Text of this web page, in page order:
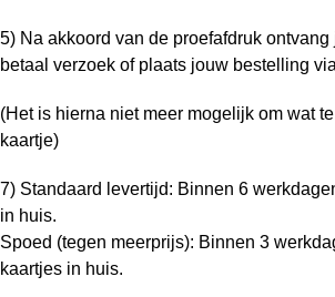
5) Na akkoord van de proefafdruk ontvang
betaal verzoek of plaats jouw bestelling
(Het is hierna niet meer mogelijk om wat
kaartje)
7) Standaard levertijd: Binnen 6
in huis.
Spoed (tegen meerprijs): Binnen 3
kaartjes in huis.